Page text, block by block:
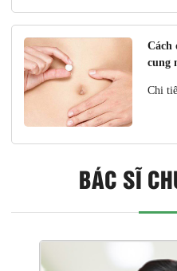
Cách
cung
Chi
BÁC SĨ